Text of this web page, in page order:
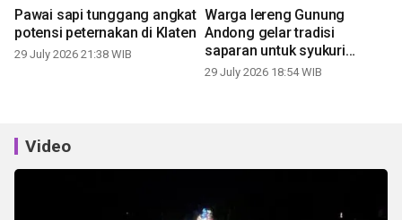
Pawai sapi tunggang angkat
potensi peternakan di Klaten
29 July 2026 21:38 WIB
Warga lereng Gunung
Andong gelar tradisi
saparan untuk syukuri
panen
29 July 2026 18:54 WIB
Video